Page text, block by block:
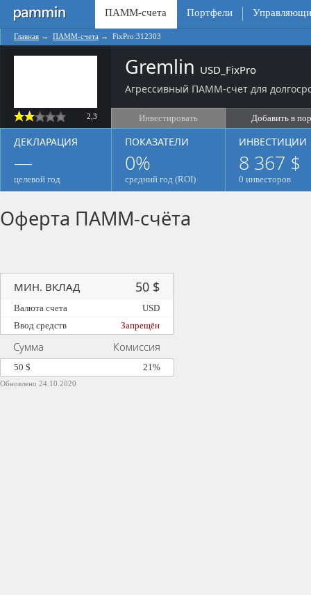
ПАММ-счета Портфели
Главная → ПАММ-счета → FixPro:312303
2,3
Gremlin USD_FixPro
Агрессивный ПАММ-счет для
Инвестировать Добавить в
ДЕКЛАРАЦИЯ
—
целевой год
ПОКАЗАТЕЛИ
0%
средний год (ROI)
ИНВЕСТИЦИИ
8 367 $
0 инвесторов
Оферта ПАММ-счёта
МИН. ВКЛАД 50 $
Валюта счета
USD
Ввод средств
Запрещён
Обновлено 24.10.2020
Сумма Комиссия
50 $ 21%